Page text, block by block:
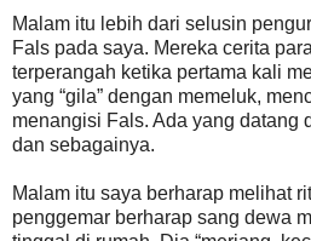
Malam itu lebih dari selusin
Fals pada saya. Mereka cerita
terperangah ketika pertama kali
yang “gila” dengan memeluk,
menangisi Fals. Ada yang datang
dan sebagainya.
Malam itu saya berharap melihat
penggemar berharap sang dewa